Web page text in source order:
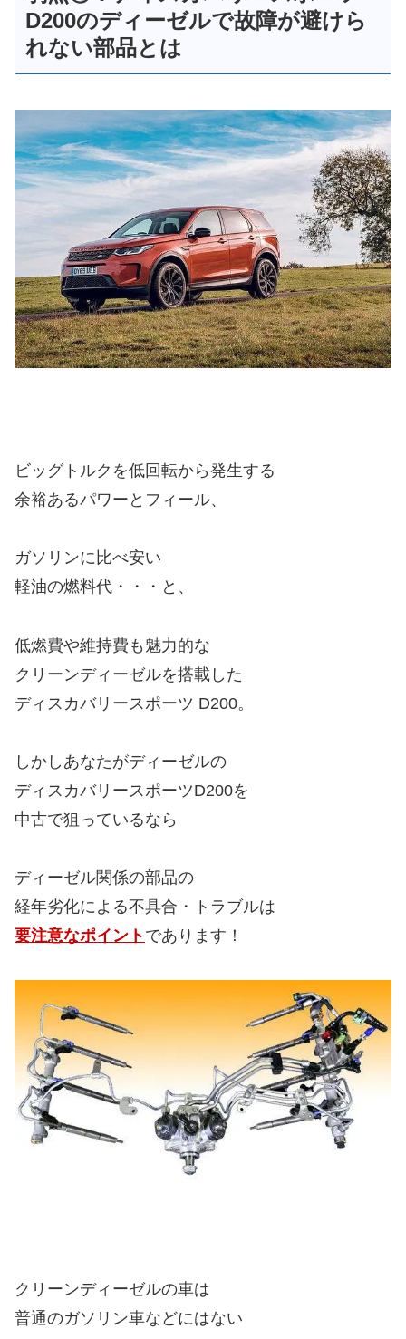
ビッグトルクを低回転から発生する
余裕あるパワーとフィール、
ガソリンに比べ安い
軽油の燃料代・・・と、
低燃費や維持費も魅力的な
クリーンディーゼルを搭載した
ディスカバリースポーツ D200。
ディスカバリースポーツD200を
中古で狙っているなら
ディーゼル関係の部品の
経年劣化による不具合・トラブルは
普通のガソリン車などにはない
・噴射ポンプ
・コモンレール
・尿素SCR関係